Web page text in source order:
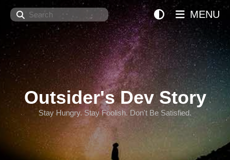
Search
Outsider's Dev Story
Stay Hungry. Stay Foolish. Don't Be Satisfied.
MENU